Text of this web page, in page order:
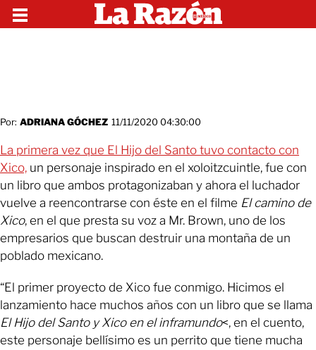
Por: ADRIANA GÓCHEZ 11/11/2020 04:30:00
La primera vez que El Hijo del Santo tuvo contacto con
Xico, un personaje inspirado en el xoloitzcuintle, fue con
un libro que ambos protagonizaban y ahora el luchador
vuelve a reencontrarse con éste en el filme El camino de
Xico, en el que presta su voz a Mr. Brown, uno de los
empresarios que buscan destruir una montaña de un
poblado mexicano.
“El primer proyecto de Xico fue conmigo. Hicimos el
lanzamiento hace muchos años con un libro que se llama
El Hijo del Santo y Xico en el inframundo<, en el cuento,
este personaje bellísimo es un perrito que tiene mucha